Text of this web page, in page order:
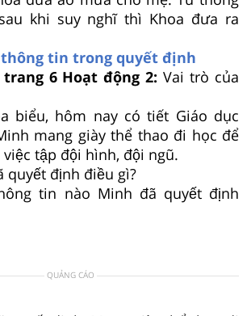
khi suy nghĩ thì Khoa đưa ra
tin trong quyết định
6 Hoạt động 2: Vai trò của
biểu, hôm nay có tiết Giáo dục
mang giày thể thao đi học để
tập đội hình, đội ngũ.
quyết định điều gì?
tin nào Minh đã quyết định
QUẢNG CÁO